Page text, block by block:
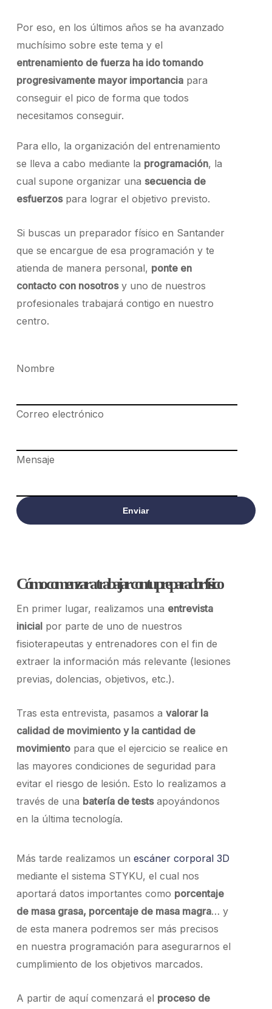
Por eso, en los últimos años se ha avanzado
muchísimo sobre este tema y el
entrenamiento de fuerza ha ido tomando
progresivamente mayor importancia para
conseguir el pico de forma que todos
necesitamos conseguir.
Para ello, la organización del entrenamiento
se lleva a cabo mediante la programación, la
cual supone organizar una secuencia de
esfuerzospara lograr el objetivo previsto.
Si buscas un preparador físico en Santander
que se encargue de esa programación y te
atienda de manera personal, ponte en
contacto con nosotrosy uno de nuestros
profesionales trabajará contigo en nuestro
centro.
Nombre
Correo electrónico
Mensaje
Cómo comenzar a trabajar con tu preparador físico
En primer lugar, realizamos una entrevista
inicial por parte de uno de nuestros
fisioterapeutas yentrenadores con el fin de
extraer la información más relevante (lesiones
previas, dolencias, objetivos, etc.).
Tras esta entrevista, pasamos avalorar la
calidad de movimiento y la cantidad de
movimiento para que el ejercicio se realice en
las mayores condiciones de seguridad para
evitar el riesgo de lesión. Esto lo realizamos a
través de una batería de testsapoyándonos
en la última tecnología.
Más tarde realizamos un escáner corporal 3D
mediante el sistema STYKU, el cual nos
aportará datos importantes como porcentaje
de masa grasa, porcentaje de masa magra… y
de esta manera podremos ser más precisos
en nuestra programación para asegurarnos el
cumplimiento de los objetivos marcados.
A partir de aquí comenzará el proceso de